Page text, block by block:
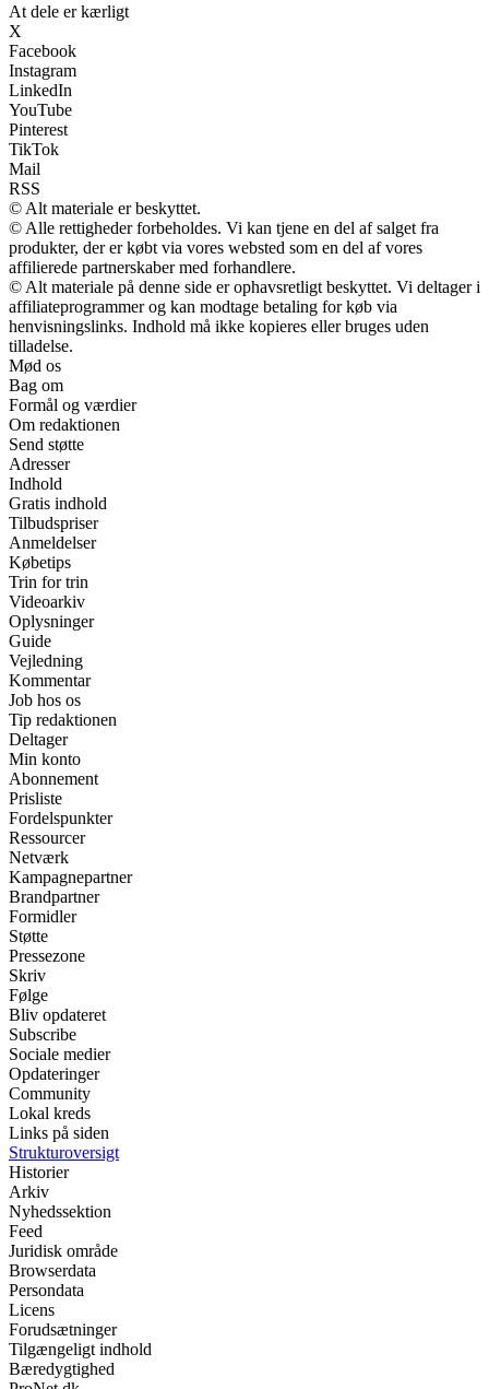
At dele er kærligt
X
Facebook
Instagram
LinkedIn
YouTube
Pinterest
TikTok
Mail
RSS
© Alt materiale er beskyttet.
© Alle rettigheder forbeholdes. Vi kan tjene en del af salget fra
produkter, der er købt via vores websted som en del af vores
affilierede partnerskaber med forhandlere.
© Alt materiale på denne side er ophavsretligt beskyttet. Vi deltager i
affiliateprogrammer og kan modtage betaling for køb via
henvisningslinks. Indhold må ikke kopieres eller bruges uden
tilladelse.
Mød os
Bag om
Formål og værdier
Om redaktionen
Send støtte
Adresser
Indhold
Gratis indhold
Tilbudspriser
Anmeldelser
Købetips
Trin for trin
Videoarkiv
Oplysninger
Guide
Vejledning
Kommentar
Job hos os
Tip redaktionen
Deltager
Min konto
Abonnement
Prisliste
Fordelspunkter
Ressourcer
Netværk
Kampagnepartner
Brandpartner
Formidler
Støtte
Pressezone
Skriv
Følge
Bliv opdateret
Subscribe
Sociale medier
Opdateringer
Community
Lokal kreds
Links på siden
Strukturoversigt
Historier
Arkiv
Nyhedssektion
Feed
Juridisk område
Browserdata
Persondata
Licens
Forudsætninger
Tilgængeligt indhold
Bæredygtighed